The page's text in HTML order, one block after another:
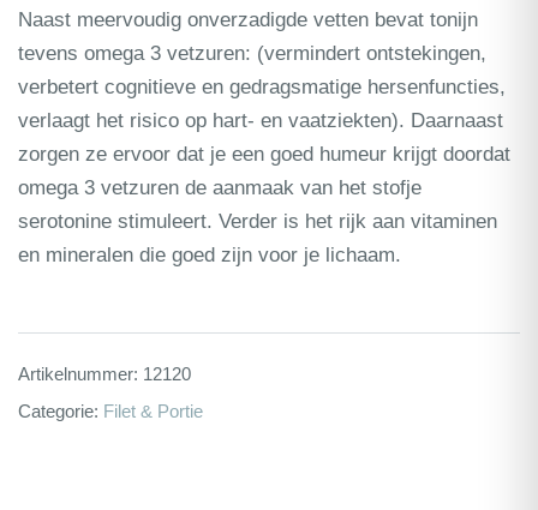
Naast meervoudig onverzadigde vetten bevat tonijn
tevens omega 3 vetzuren: (vermindert ontstekingen,
verbetert cognitieve en gedragsmatige hersenfuncties,
verlaagt het risico op hart- en vaatziekten). Daarnaast
zorgen ze ervoor dat je een goed humeur krijgt doordat
omega 3 vetzuren de aanmaak van het stofje
serotonine stimuleert. Verder is het rijk aan vitaminen
en mineralen die goed zijn voor je lichaam.
Artikelnummer: 12120
Categorie: Filet & Portie